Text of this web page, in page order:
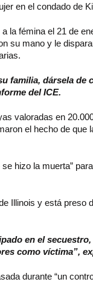
en el condado de
la fémina el 21 de
su mano y le
familia, dársela de
del ICE.
valoradas en
el hecho de que
hizo la muerta”
Illinois y está preso
en el
como víctima”,
durante “un